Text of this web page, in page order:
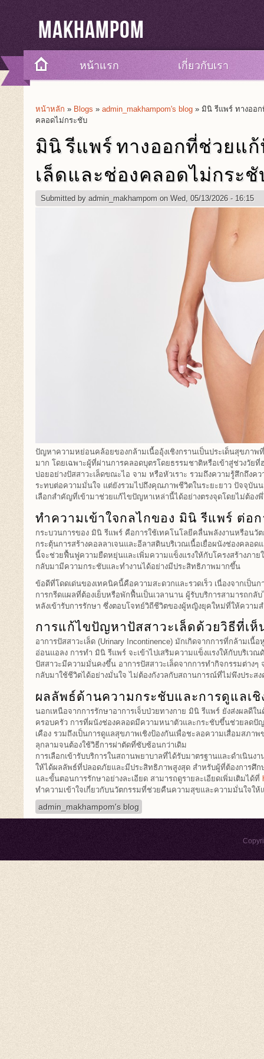
Makhampom
หน้าแรก เกี่ยวกับเรา
You Are Here
หน้าหลัก » Blogs » admin_makhampom's blog » มินิ รีแพร์ ทางออ
คลอดไม่กระชับ
มินิ รีแพร์ ทางออกที่ช่วยแ
เล็ดและช่องคลอดไม่กระชั
Submitted by admin_makhampom on Wed, 05/13/2026 - 16:15
ปัญหาความหย่อนคล้อยของกล้ามเนื้ออุ้งเชิงกรานเป็นประเด็นสุขภาพ
มาก โดยเฉพาะผู้ที่ผ่านการคลอดบุตรโดยธรรมชาติหรือเข้าสู่ช่วงวัยที่
บ่อยอย่างปัสสาวะเล็ดขณะไอ จาม หรือหัวเราะ รวมถึงความรู้สึกถึงค
ระทบต่อความมั่นใจ แต่ยังรวมไปถึงคุณภาพชีวิตในระยะยาว ปัจจุบัน
เลือกสำคัญที่เข้ามาช่วยแก้ไขปัญหาเหล่านี้ได้อย่างตรงจุดโดยไม่ต้อง
ทำความเข้าใจกลไกของ มินิ รีแพร์ ต่อ
กระบวนการของ มินิ รีแพร์ คือการใช้เทคโนโลยีคลื่นพลังงานหรือนวัต
กระตุ้นการสร้างคอลลาเจนและอีลาสตินบริเวณเนื้อเยื่อผนังช่องคลอด
นี้จะช่วยฟื้นฟูความยืดหยุ่นและเพิ่มความแข็งแรงให้กับโครงสร้างภา
กลับมามีความกระชับและทำงานได้อย่างมีประสิทธิภาพมากขึ้น
ข้อดีที่โดดเด่นของเทคนิคนี้คือความสะดวกและรวดเร็ว เนื่องจากเป็น
การกรีดแผลที่ต้องเย็บหรือพักฟื้นเป็นเวลานาน ผู้รับบริการสามารถก
หลังเข้ารับการรักษา ซึ่งตอบโจทย์วิถีชีวิตของผู้หญิงยุคใหม่ที่ให้ความ
การแก้ไขปัญหาปัสสาวะเล็ดด้วยวิธีที่เห็
อาการปัสสาวะเล็ด (Urinary Incontinence) มักเกิดจากการที่กล้ามเนื้
อ่อนแอลง การทำ มินิ รีแพร์ จะเข้าไปเสริมความแข็งแรงให้กับบริเวณ
ปัสสาวะมีความมั่นคงขึ้น อาการปัสสาวะเล็ดจากการทำกิจกรรมต่าง
กลับมาใช้ชีวิตได้อย่างมั่นใจ ไม่ต้องกังวลกับสถานการณ์ที่ไม่พึงประสง
ผลลัพธ์ด้านความกระชับและการดูแลเชิ
นอกเหนือจากการรักษาอาการเจ็บป่วยทางกาย มินิ รีแพร์ ยังส่งผลดี
ครอบครัว การที่ผนังช่องคลอดมีความหนาตัวและกระชับขึ้นช่วยลดปัญ
เคือง รวมถึงเป็นการดูแลสุขภาพเชิงป้องกันเพื่อชะลอความเสื่อมสภา
ลุกลามจนต้องใช้วิธีการผ่าตัดที่ซับซ้อนกว่าเดิม
การเลือกเข้ารับบริการในสถานพยาบาลที่ได้รับมาตรฐานและดำเนินง
ให้ได้ผลลัพธ์ที่ปลอดภัยและมีประสิทธิภาพสูงสุด สำหรับผู้ที่ต้องการศึก
และขั้นตอนการรักษาอย่างละเอียด สามารถดูรายละเอียดเพิ่มเติมได้ที่
ทำความเข้าใจเกี่ยวกับนวัตกรรมที่ช่วยคืนความสุขและความมั่นใจให้
admin_makhampom's blog